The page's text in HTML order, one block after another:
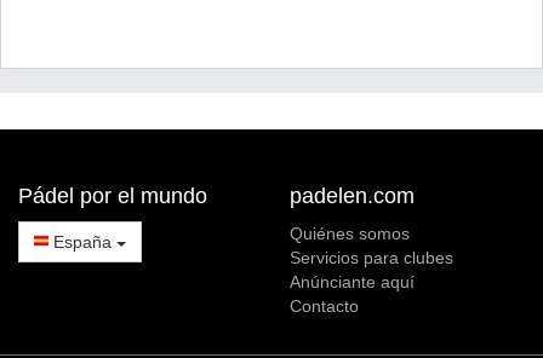
Pádel por el mundo
España
padelen.com
Quiénes somos
Servicios para clubes
Anúnciante aquí
Contacto